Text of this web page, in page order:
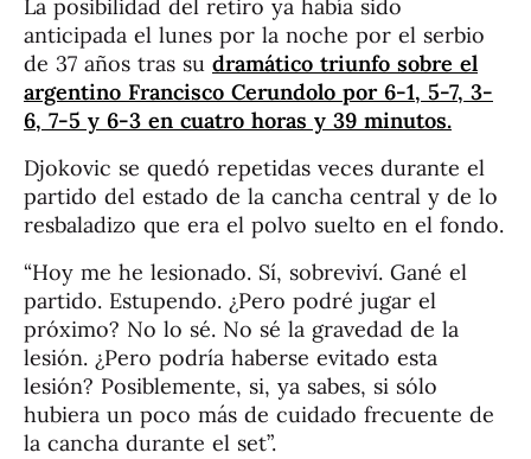
La posibilidad del retiro ya había sido
anticipada el lunes por la noche por el serbio
de 37 años tras su dramático triunfo sobre el
argentino Francisco Cerundolo por 6-1, 5-7, 3-
6, 7-5 y 6-3 en cuatro horas y 39 minutos.
Djokovic se quedó repetidas veces durante el
partido del estado de la cancha central y de lo
resbaladizo que era el polvo suelto en el fondo.
“Hoy me he lesionado. Sí, sobreviví. Gané el
partido. Estupendo. ¿Pero podré jugar el
próximo? No lo sé. No sé la gravedad de la
lesión. ¿Pero podría haberse evitado esta
lesión? Posiblemente, si, ya sabes, si sólo
hubiera un poco más de cuidado frecuente de
la cancha durante el set”.